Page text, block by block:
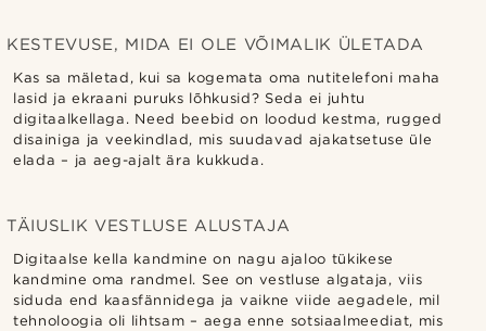
KESTEVUSE, MIDA EI OLE VÕIMALIK ÜLETADA
Kas sa mäletad, kui sa kogemata oma nutitelefoni maha
lasid ja ekraani puruks lõhkusid? Seda ei juhtu
digitaalkellaga. Need beebid on loodud kestma, rugged
disainiga ja veekindlad, mis suudavad ajakatsetuse üle
elada – ja aeg-ajalt ära kukkuda.
TÄIUSLIK VESTLUSE ALUSTAJA
Digitaalse kella kandmine on nagu ajaloo tükikese
kandmine oma randmel. See on vestluse algataja, viis
siduda end kaasfännidega ja vaikne viide aegadele, mil
tehnoloogia oli lihtsam – aega enne sotsiaalmeediat, mis